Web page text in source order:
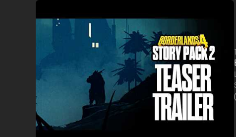
**La modalità di gioco online richiede una connessione
separato. Si applicano termini.
L'acquisto fornisce una licenza di utilizzo del prodotto
www.take2games.com/privacy. L'accesso a servizi,
aggiuntivo e/o la registrazione di un account online (l'età
utenti o tutte le volte, e potrebbero essere soggette a
Status per la disponibilità di alcune Funzionalità speciali. La
©2025 Gearbox Software. Pubblicato da 2K Games.
sono marchi commerciali di Take-Two Interactive Software,